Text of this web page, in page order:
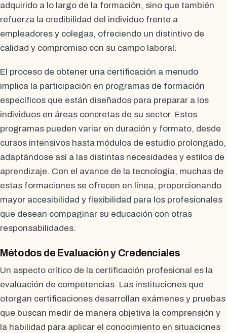
adquirido a lo largo de la formación, sino que también
refuerza la credibilidad del individuo frente a
empleadores y colegas, ofreciendo un distintivo de
calidad y compromiso con su campo laboral.
El proceso de obtener una certificación a menudo
implica la participación en programas de formación
específicos que están diseñados para preparar a los
individuos en áreas concretas de su sector. Estos
programas pueden variar en duración y formato, desde
cursos intensivos hasta módulos de estudio prolongado,
adaptándose así a las distintas necesidades y estilos de
aprendizaje. Con el avance de la tecnología, muchas de
estas formaciones se ofrecen en línea, proporcionando
mayor accesibilidad y flexibilidad para los profesionales
que desean compaginar su educación con otras
responsabilidades.
Métodos de Evaluación y Credenciales
Un aspecto crítico de la certificación profesional es la
evaluación de competencias. Las instituciones que
otorgan certificaciones desarrollan exámenes y pruebas
que buscan medir de manera objetiva la comprensión y
la habilidad para aplicar el conocimiento en situaciones